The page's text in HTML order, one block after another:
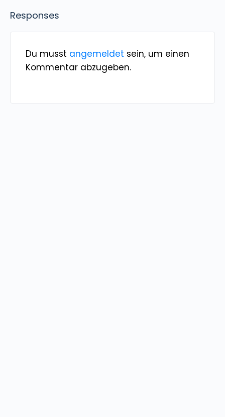
Responses
Du musst angemeldet sein, um einen
Kommentar abzugeben.